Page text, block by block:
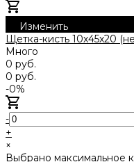
Изменить
Щетка-кисть 10х45х20
Много
0 руб.
0 руб.
-0%
-
+
×
Выбрано максимальное